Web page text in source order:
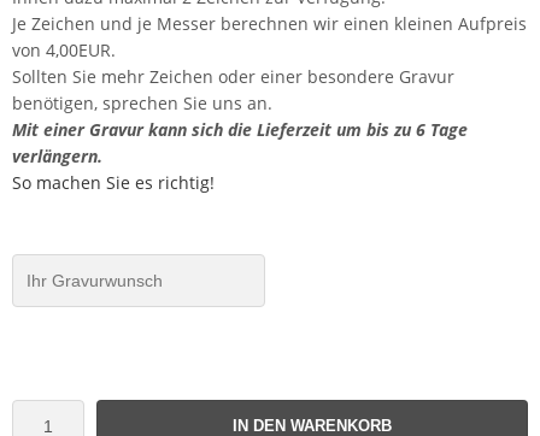
Je Zeichen und je Messer berechnen wir einen kleinen Aufpreis
von 4,00EUR.
Sollten Sie mehr Zeichen oder einer besondere Gravur
benötigen, sprechen Sie uns an.
Mit einer Gravur kann sich die Lieferzeit um bis zu 6 Tage
verlängern.
So machen Sie es richtig!
IN DEN WARENKORB